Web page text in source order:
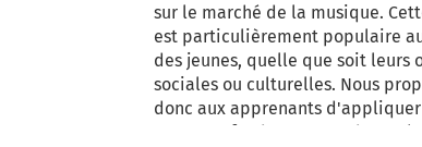
sur le marché de la musique.
est particulièrement populaire
des jeunes, quelle que soit leurs
sociales ou culturelles. Nous
donc aux apprenants
concepts fondamentaux du